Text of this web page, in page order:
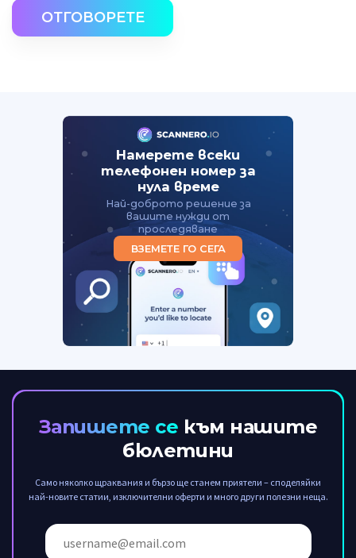
ОТГОВОРЕТЕ
Намерете всеки
телефонен номер за
нула време
Най-доброто решение за
вашите нужди от
проследяване
ВЗЕМЕТЕ ГО СЕГА
Запишете се към нашите
бюлетини
Само няколко щраквания и бързо ще станем приятели – споделяйки
най-новите статии, изключителни оферти и много други полезни неща.